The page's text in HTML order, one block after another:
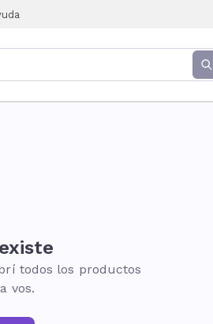
todos los productos
vos.